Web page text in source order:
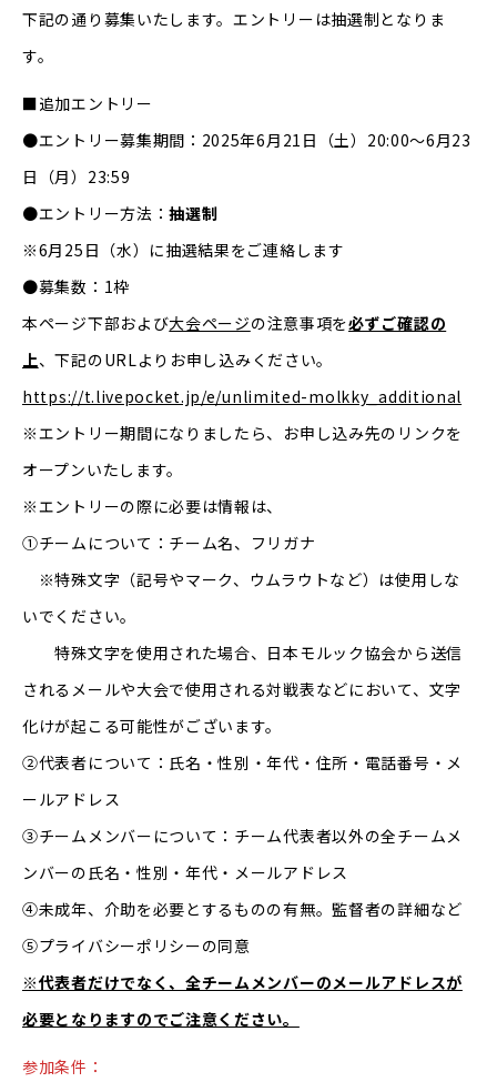
下記の通り募集いたします。エントリーは抽選制となりま
す。
■追加エントリー
●エントリー募集期間：2025年6月21日（土）20:00〜6月23
日（月）23:59
●エントリー方法：抽選制
※6月25日（水）に抽選結果をご連絡します
●募集数：1枠
本ページ下部および大会ページの注意事項を必ずご確認の
上、下記のURLよりお申し込みください。
https://t.livepocket.jp/e/unlimited-molkky_additional
※エントリー期間になりましたら、お申し込み先のリンクを
オープンいたします。
※エントリーの際に必要は情報は、
①チームについて：チーム名、フリガナ
※特殊文字（記号やマーク、ウムラウトなど）は使用しな
いでください。
特殊文字を使用された場合、日本モルック協会から送信
されるメールや大会で使用される対戦表などにおいて、文字
化けが起こる可能性がございます。
②代表者について：氏名・性別・年代・住所・電話番号・メ
ールアドレス
③チームメンバーについて：チーム代表者以外の全チームメ
ンバーの氏名・性別・年代・メールアドレス
④未成年、介助を必要とするものの有無。監督者の詳細など
⑤プライバシーポリシーの同意
※代表者だけでなく、全チームメンバーのメールアドレスが
必要となりますのでご注意ください。
参加条件：